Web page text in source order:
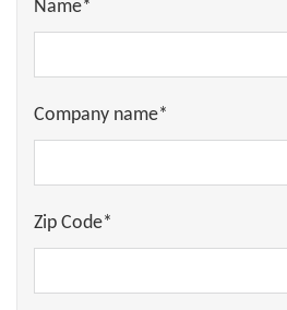
Name*
Company name*
Zip Code*